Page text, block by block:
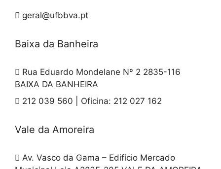
geral@ufbbva.pt
Baixa da Banheira
Rua Eduardo Mondelane Nº 2 2835-116
BAIXA DA BANHEIRA
212 039 560 | Oficina: 212 027 162
Vale da Amoreira
Av. Vasco da Gama – Edifício Mercado